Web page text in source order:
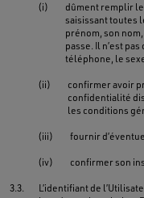
(i)
dûment remplir
saisissant toutes
prénom, son
passe. Il n’est
téléphone, le
(ii)
confirmer avoir
confidentialité
les conditions
(iii) fournir
(iv) confirmer son
3.3.
L’identifiant de